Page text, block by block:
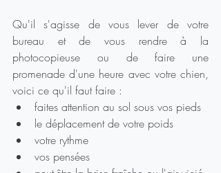
Qu'il s'agisse de vous lever de votre
bureau et de vous rendre à la
photocopieuse ou de faire une
promenade d'une heure avec votre chien,
voici ce qu'il faut faire :
faites attention au sol sous vos pieds
le déplacement de votre poids
votre rythme
vos pensées